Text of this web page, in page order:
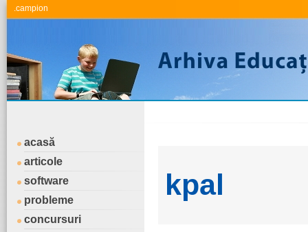
.campion
acasă
articole
software
probleme
concursuri
kpal